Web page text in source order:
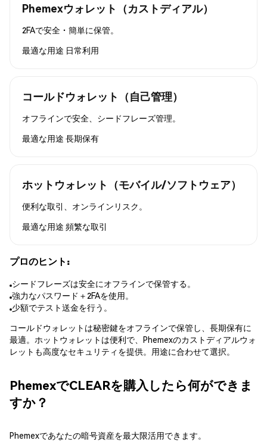
Phemexウォレット（カストディアル）
2FAで安全・簡単に保管。
最適な用途 日常利用
コールドウォレット（自己管理）
オフラインで安全、シードフレーズ管理。
最適な用途 長期保有
ホットウォレット（モバイル/ソフトウェア）
便利な取引、オンラインリスク。
最適な用途 頻繁な取引
プロのヒント:
シードフレーズは安全にオフラインで保管する。
強力なパスワード＋2FAを使用。
少額でテスト送金を行う。
コールドウォレットは秘密鍵をオフラインで保管し、長期保有に
最適。ホットウォレットは便利で、Phemexのカストディアルウォ
レットも高度なセキュリティを提供。用途に合わせて選択。
PhemexでCLEARを購入したら何ができま
すか？
Phemexであなたの暗号資産を最大限活用できます。